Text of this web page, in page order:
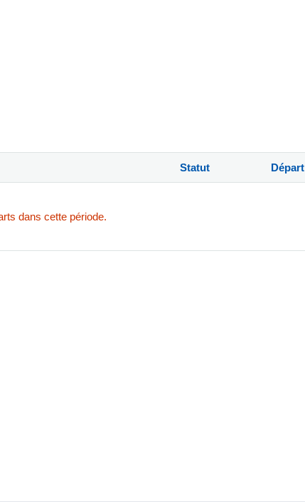
Statut Départ
dans cette période.